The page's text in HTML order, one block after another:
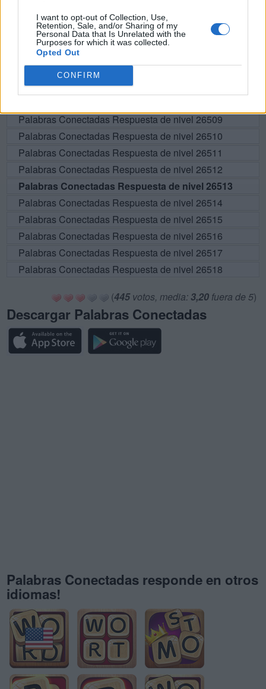
I want to opt-out of Collection, Use,
Retention, Sale, and/or Sharing of my
Personal Data that Is Unrelated with the
Purposes for which it was collected.
Opted Out
CONFIRM
BUSCAR MÁS
RESPUESTAS
Por favor seleccione los niveles:
Palabras Conectadas Respuesta de nivel 26509
Palabras Conectadas Respuesta de nivel 26510
Palabras Conectadas Respuesta de nivel 26511
Palabras Conectadas Respuesta de nivel 26512
Palabras Conectadas Respuesta de nivel 26513
Palabras Conectadas Respuesta de nivel 26514
Palabras Conectadas Respuesta de nivel 26515
Palabras Conectadas Respuesta de nivel 26516
Palabras Conectadas Respuesta de nivel 26517
Palabras Conectadas Respuesta de nivel 26518
(445votos, media: 3,20 fuera de 5)
Descargar Palabras Conectadas
Palabras Conectadas responde en otros
idiomas!